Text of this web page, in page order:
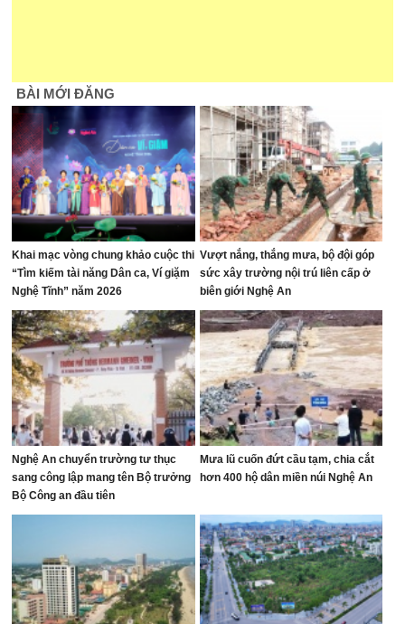
BÀI MỚI ĐĂNG
Khai mạc vòng chung khảo cuộc thi
“Tìm kiếm tài năng Dân ca, Ví giặm
Nghệ Tĩnh” năm 2026
Vượt nắng, thắng mưa, bộ đội góp
sức xây trường nội trú liên cấp ở
biên giới Nghệ An
Nghệ An chuyển trường tư thục
sang công lập mang tên Bộ trưởng
Bộ Công an đầu tiên
Mưa lũ cuốn đứt cầu tạm, chia cắt
hơn 400 hộ dân miền núi Nghệ An